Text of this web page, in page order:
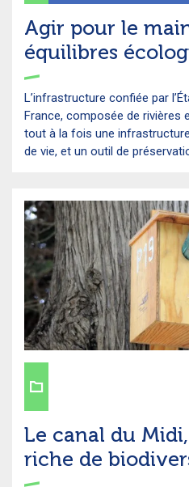
Agir pour le
équilibres
L’infrastructure confiée par
France, composée de rivières
tout à la fois une
de vie, et un outil de
Le canal du
riche de